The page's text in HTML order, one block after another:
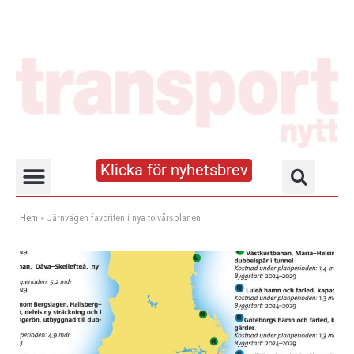
Klicka för nyhetsbrev
Hem » Järnvägen favoriten i nya tolvårsplanen